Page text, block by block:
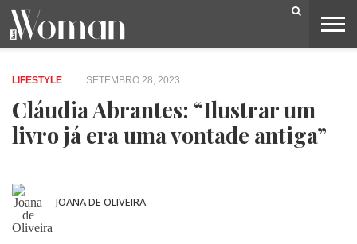
BELEZA
CAPA
LIFESTYLE
MODA
OPINIÃO
PESSOAS
SOCIEDADE
VIDEOS
LIFESTYLE SETEMBRO 28, 2023
Cláudia Abrantes: “Ilustrar um
livro já era uma vontade antiga”
JOANA DE OLIVEIRA